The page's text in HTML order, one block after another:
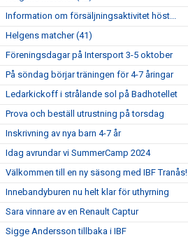
Information om försäljningsaktivitet höst...
Helgens matcher (41)
Föreningsdagar på Intersport 3-5 oktober
På söndag börjar träningen för 4-7 åringar
Ledarkickoff i strålande sol på Badhotellet
Prova och beställ utrustning på torsdag
Inskrivning av nya barn 4-7 år
Idag avrundar vi SummerCamp 2024
Välkommen till en ny säsong med IBF Tranås!
Innebandyburen nu helt klar för uthyrning
Sara vinnare av en Renault Captur
Sigge Andersson tillbaka i IBF